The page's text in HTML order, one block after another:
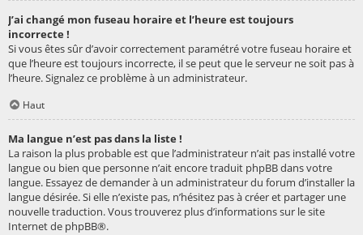
J’ai changé mon fuseau horaire et l’heure est toujours
incorrecte !
Si vous êtes sûr d’avoir correctement paramétré votre fuseau horaire et
que l’heure est toujours incorrecte, il se peut que le serveur ne soit pas à
l’heure. Signalez ce problème à un administrateur.
Haut
Ma langue n’est pas dans la liste !
La raison la plus probable est que l’administrateur n’ait pas installé votre
langue ou bien que personne n’ait encore traduit phpBB dans votre
langue. Essayez de demander à un administrateur du forum d’installer la
langue désirée. Si elle n’existe pas, n’hésitez pas à créer et partager une
nouvelle traduction. Vous trouverez plus d’informations sur le site
Internet de phpBB®.